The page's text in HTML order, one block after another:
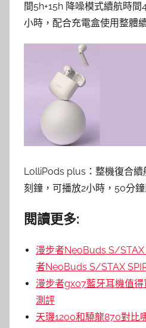
間5h+15h 降噪模式續航時
小時，配合充電盒使用整體
LolliPods plus：整機復合續
刻鐘，可播放2小時，50分鐘
閱讀更多:
漫步者NeoBuds S/STAX
者NeoBuds S/STAX
漫步者gx07藍牙耳機值得
測評
天璣1200和驍龍870對比